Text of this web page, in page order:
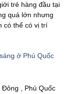
trẻ hàng đầu tại
quá lớn nhưng
có thể có vị trí
ở Phú Quốc
, Phú Quốc